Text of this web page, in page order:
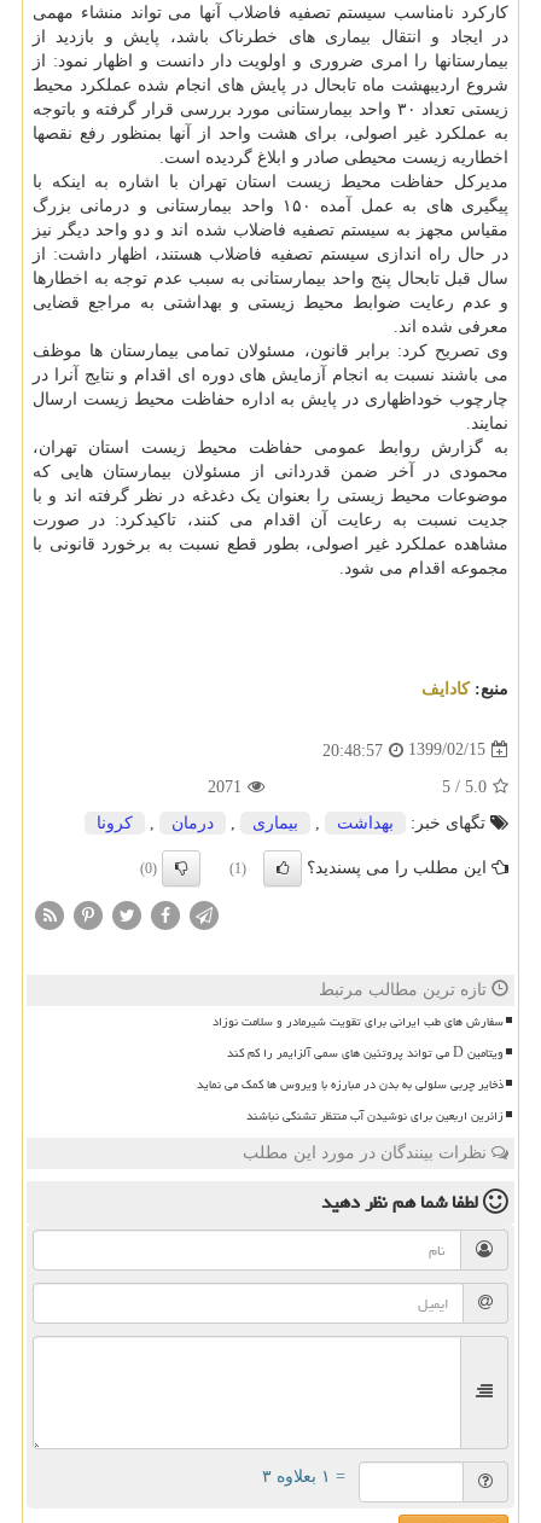
کارکرد نامناسب سیستم تصفیه فاضلاب آنها می تواند منشاء مهمی
در ایجاد و انتقال بیماری های خطرناک باشد، پایش و بازدید از
بیمارستانها را امری ضروری و اولویت دار دانست و اظهار نمود: از
شروع اردیبهشت ماه تابحال در پایش های انجام شده عملکرد محیط
زیستی تعداد ۳۰ واحد بیمارستانی مورد بررسی قرار گرفته و باتوجه
به عملکرد غیر اصولی، برای هشت واحد از آنها بمنظور رفع نقصها
اخطاریه زیست محیطی صادر و ابلاغ گردیده است.
مدیرکل حفاظت محیط زیست استان تهران با اشاره به اینکه با
پیگیری های به عمل آمده ۱۵۰ واحد بیمارستانی و درمانی بزرگ
مقیاس مجهز به سیستم تصفیه فاضلاب شده اند و دو واحد دیگر نیز
در حال راه اندازی سیستم تصفیه فاضلاب هستند، اظهار داشت: از
سال قبل تابحال پنج واحد بیمارستانی به سبب عدم توجه به اخطارها
و عدم رعایت ضوابط محیط زیستی و بهداشتی به مراجع قضایی
معرفی شده اند.
وی تصریح کرد: برابر قانون، مسئولان تمامی بیمارستان ها موظف
می باشند نسبت به انجام آزمایش های دوره ای اقدام و نتایج آنرا در
چارچوب خوداظهاری در پایش به اداره حفاظت محیط زیست ارسال
نمایند.
به گزارش روابط عمومی حفاظت محیط زیست استان تهران،
محمودی در آخر ضمن قدردانی از مسئولان بیمارستان هایی که
موضوعات محیط زیستی را بعنوان یک دغدغه در نظر گرفته اند و با
جدیت نسبت به رعایت آن اقدام می کنند، تاکیدکرد: در صورت
مشاهده عملکرد غیر اصولی، بطور قطع نسبت به برخورد قانونی با
مجموعه اقدام می شود.
منبع:كادایف
1399/02/15
20:48:57
5.0
/
5
2071
تگهای خبر:
بهداشت , بیماری , درمان , كرونا
این مطلب را می پسندید؟ (1)
(0)
تازه ترین مطالب مرتبط
سفارش های طب ایرانی برای تقویت شیرمادر و سلامت نوزاد
ویتامین D می تواند پروتئین های سمی آلزایمر را کم کند
ذخایر چربی سلولی به بدن در مبارزه با ویروس ها کمک می نماید
زائرین اربعین برای نوشیدن آب منتظر تشنگی نباشند
نظرات بینندگان در مورد این مطلب
لطفا شما همنظر دهید
= ۱ بعلاوه ۳